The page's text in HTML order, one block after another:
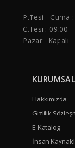
P.Tesi - Cuma :
C.Tesi : 09:00 -
Pazar : Kapalı
KURUMSAL
Hakkımızda
Gizlilik
E-Katalog
İnsan